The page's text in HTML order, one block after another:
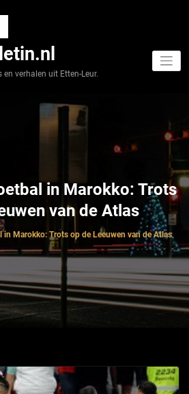
verhalen uit Etten-Leur.
in Marokko: Trots
van de Atlas
in Marokko: Trots op de Leeuwen van de Atlas